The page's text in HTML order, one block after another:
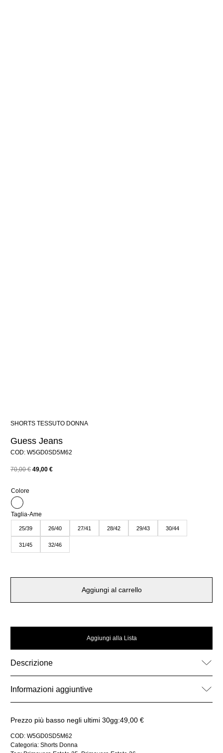
SHORTS TESSUTO DONNA
Guess Jeans
COD: W5GD0SD5M62
70,00€ Il
era:
70,00 €.
49,00 €Il
49,00 €.
Colore
Taglia-Ame
25/39 26/40 27/41 28/42 29/43 30/44
31/45 32/46
Aggiungi al carrello
Aggiungi alla Lista
Descrizione
Informazioni aggiuntive
Prezzo più basso negli ultimi 30gg:49,00 €
COD: W5GD0SD5M62
Categoria: Shorts Donna